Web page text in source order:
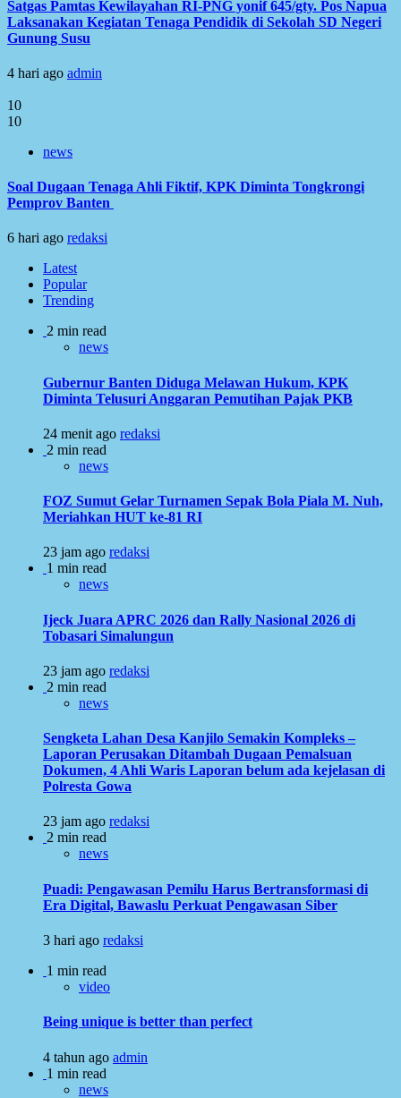
Satgas Pamtas Kewilayahan RI-PNG yonif 645/gty. Pos Napua
Laksanakan Kegiatan Tenaga Pendidik di Sekolah SD Negeri
Gunung Susu
4 hari ago admin
10
10
news
Soal Dugaan Tenaga Ahli Fiktif, KPK Diminta Tongkrongi
Pemprov Banten
6 hari ago redaksi
Latest
Popular
Trending
2 min read
news
Gubernur Banten Diduga Melawan Hukum, KPK
Diminta Telusuri Anggaran Pemutihan Pajak PKB
24 menit ago redaksi
2 min read
news
FOZ Sumut Gelar Turnamen Sepak Bola Piala M. Nuh,
Meriahkan HUT ke-81 RI
23 jam ago redaksi
1 min read
news
Ijeck Juara APRC 2026 dan Rally Nasional 2026 di
Tobasari Simalungun
23 jam ago redaksi
2 min read
news
Sengketa Lahan Desa Kanjilo Semakin Kompleks –
Laporan Perusakan Ditambah Dugaan Pemalsuan
Dokumen, 4 Ahli Waris Laporan belum ada kejelasan di
Polresta Gowa
23 jam ago redaksi
2 min read
news
Puadi: Pengawasan Pemilu Harus Bertransformasi di
Era Digital, Bawaslu Perkuat Pengawasan Siber
3 hari ago redaksi
1 min read
video
Being unique is better than perfect
4 tahun ago admin
1 min read
news